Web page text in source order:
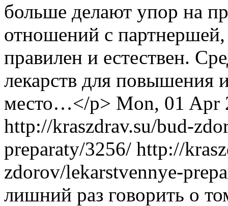
больше делают упор на
отношений с партнершей,
правилен и естествен.
лекарств для повышения
место…</p> Mon, 01 Apr
http://kraszdrav.su/bud-
preparaty/3256/ http://
zdorov/lekarstvennye-
лишний раз говорить о